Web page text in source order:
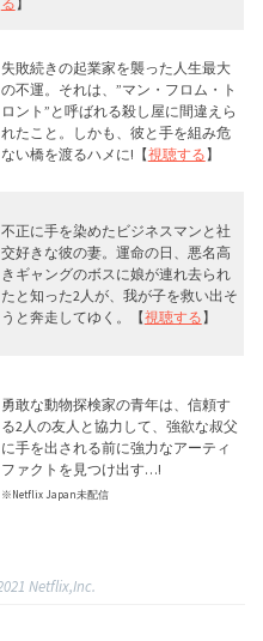
失敗続きの起業家を襲った人生最大
の不運。それは、”マン・フロム・ト
ロント”と呼ばれる殺し屋に間違えら
れたこと。しかも、彼と手を組み危
ない橋を渡るハメに!【視聴する】
不正に手を染めたビジネスマンと社
交好きな彼の妻。運命の日、悪名高
きギャングのボスに娘が連れ去られ
たと知った2人が、我が子を救い出そ
うと奔走してゆく。【視聴する】
勇敢な動物探検家の青年は、信頼す
る2人の友人と協力して、強欲な叔父
に手を出される前に強力なアーティ
ファクトを見つけ出す…!
※Netflix Japan未配信
Netflix,Inc.